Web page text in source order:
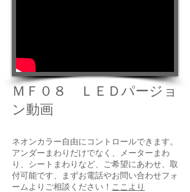
ＭＦ０８ ＬＥＤパージョ
ン動画
ネオンカラー自由にコントロールできます。
アンダーまわりだけでなく、メーターまわ
り、シートまわりなど、ご希望にあわせ、取
付可能です、まずお電話やお問い合わせフォ
ームよりご相談ください！ ここより